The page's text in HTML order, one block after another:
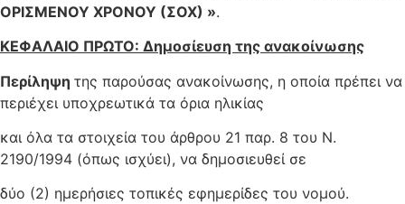
ΟΡΙΣΜΕΝΟΥ ΧΡΟΝΟΥ (ΣΟΧ) ».
ΚΕΦΑΛΑΙΟ ΠΡΩΤΟ: Δημοσίευση της ανακοίνωσης
Περίληψη της παρούσας ανακοίνωσης, η οποία πρέπει να
περιέχει υποχρεωτικά τα όρια ηλικίας
και όλα τα στοιχεία του άρθρου 21 παρ. 8 του Ν.
2190/1994 (όπως ισχύει), να δημοσιευθεί σε
δύο (2) ημερήσιες τοπικές εφημερίδες του νομού.